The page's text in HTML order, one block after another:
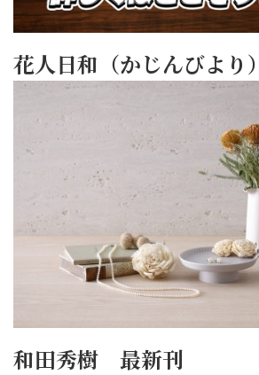
花人日和（かじんびより）
和田秀樹 最新刊